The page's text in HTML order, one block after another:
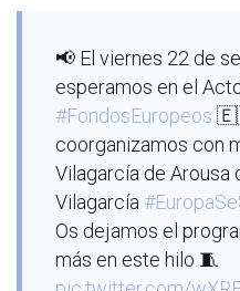
📢 El viernes 22 de
esperamos en el
#FondosEuropeos
coorganizamos con
Vilagarcía de Arousa
Vilagarcía
Os dejamos el
más en este hilo 🧵